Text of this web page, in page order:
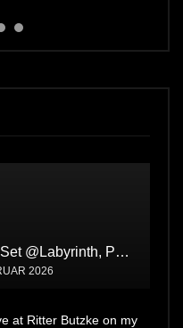
La Fleur – Warm Up Dj Set @Labyrinth, Pacha Ibiza
2026
at Ritter Butzke on my